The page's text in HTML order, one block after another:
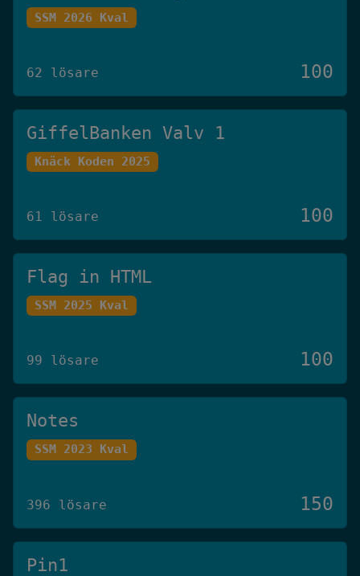
SSM 2026 Kval
62 lösare 100
GiffelBanken Valv 1
Knäck Koden 2025
61 lösare 100
Flag in HTML
SSM 2025 Kval
99 lösare 100
Notes
SSM 2023 Kval
396 lösare 150
Pin1